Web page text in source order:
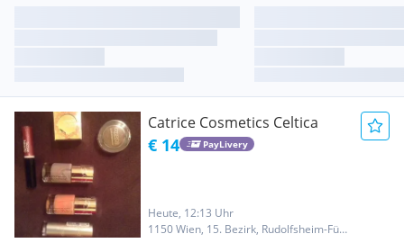
Catrice Cosmetics Celtica
€ 14 PayLivery
Heute, 12:13 Uhr
1150 Wien, 15. Bezirk, Rudolfsheim-Fünfhaus